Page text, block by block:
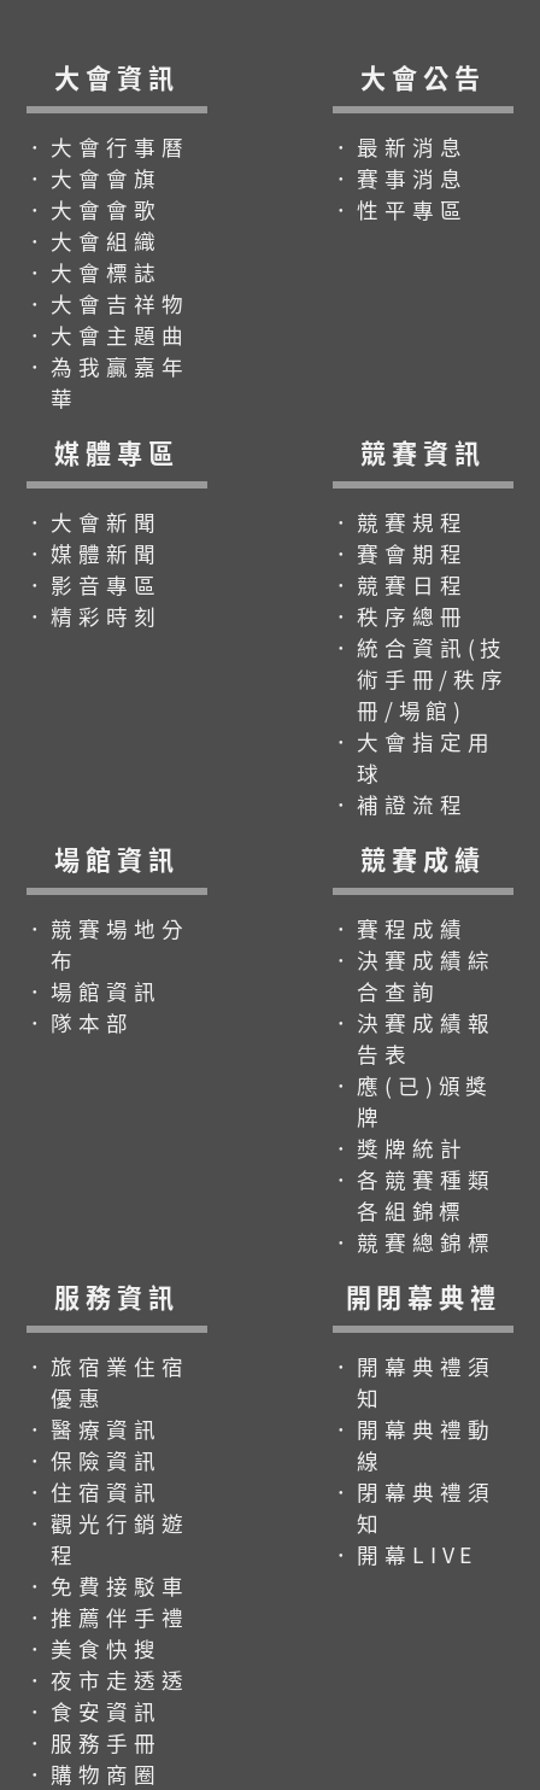
大會資訊
．大會行事曆
．大會會旗
．大會會歌
．大會組織
．大會標誌
．大會吉祥物
．大會主題曲
．為我贏嘉年
華
大會公告
．最新消息
．賽事消息
．性平專區
媒體專區
．大會新聞
．媒體新聞
．影音專區
．精彩時刻
競賽資訊
．競賽規程
．賽會期程
．競賽日程
．秩序總冊
．統合資訊(技
術手冊/秩序
冊/場館)
．大會指定用
球
．補證流程
場館資訊
．競賽場地分
布
．場館資訊
．隊本部
競賽成績
．賽程成績
．決賽成績綜
合查詢
．決賽成績報
告表
．應(已)頒獎
牌
．獎牌統計
．各競賽種類
各組錦標
．競賽總錦標
服務資訊
．旅宿業住宿
優惠
．醫療資訊
．保險資訊
．住宿資訊
．觀光行銷遊
程
．免費接駁車
．推薦伴手禮
．美食快搜
．夜市走透透
．食安資訊
．服務手冊
．購物商圈
開閉幕典禮
．開幕典禮須
知
．開幕典禮動
線
．閉幕典禮須
知
．開幕LIVE